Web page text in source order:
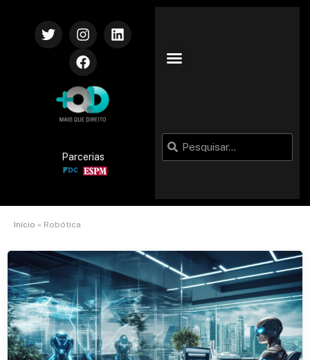
Parcerias
Início » Robótica